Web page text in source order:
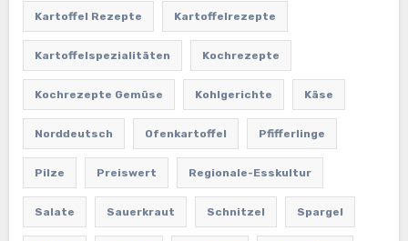
Kartoffel Rezepte Kartoffelrezepte
Kartoffelspezialitäten Kochrezepte
Kochrezepte Gemüse Kohlgerichte Käse
Norddeutsch Ofenkartoffel Pfifferlinge
Pilze Preiswert Regionale-Esskultur
Salate Sauerkraut Schnitzel Spargel